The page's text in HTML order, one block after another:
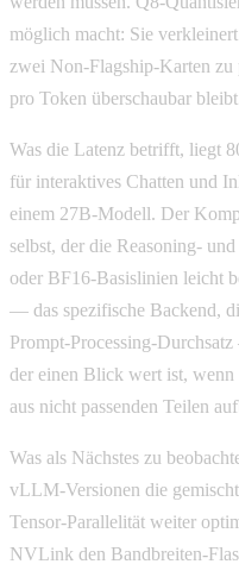
möglich macht: Sie
zwei Non-Flagship-Karten zu
pro Token überschaubar
Was die Latenz betrifft, liegt
für interaktives Chatten und
einem 27B-Modell. Der
selbst, der die Reasoning-
oder BF16-Basislinien leicht
— das spezifische Backend,
Prompt-Processing-
der einen Blick wert ist,
aus nicht passenden Teilen
Was als Nächstes zu
vLLM-Versionen die
Tensor-Parallelität weiter
NVLink den Bandbreiten-